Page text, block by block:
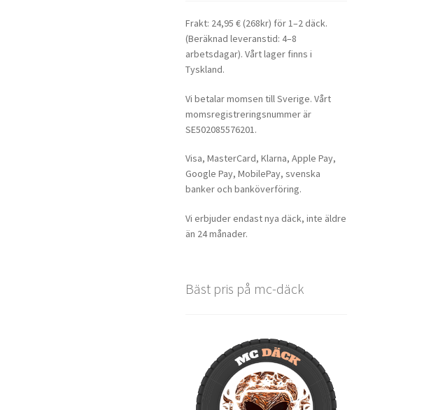
Frakt: 24,95 € (268kr) för 1–2 däck.
(Beräknad leveranstid: 4–8
arbetsdagar). Vårt lager finns i
Tyskland.
Vi betalar momsen till Sverige. Vårt
momsregistreringsnummer är
SE502085576201.
Visa, MasterCard, Klarna, Apple Pay,
Google Pay, MobilePay, svenska
banker och banköverföring.
Vi erbjuder endast nya däck, inte äldre
än 24 månader.
Bäst pris på mc-däck